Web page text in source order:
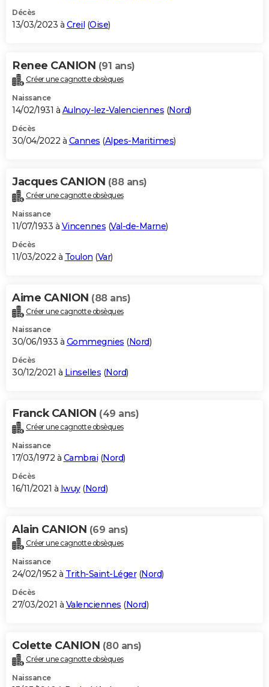
Décès
13/03/2023 à Creil (Oise)
Renee CANION (91 ans)
Créer une cagnotte obsèques
Naissance
14/02/1931 à Aulnoy-lez-Valenciennes (Nord)
Décès
30/04/2022 à Cannes (Alpes-Maritimes)
Jacques CANION (88 ans)
Créer une cagnotte obsèques
Naissance
11/07/1933 à Vincennes (Val-de-Marne)
Décès
11/03/2022 à Toulon (Var)
Aime CANION (88 ans)
Créer une cagnotte obsèques
Naissance
30/06/1933 à Gommegnies (Nord)
Décès
30/12/2021 à Linselles (Nord)
Franck CANION (49 ans)
Créer une cagnotte obsèques
Naissance
17/03/1972 à Cambrai (Nord)
Décès
16/11/2021 à Iwuy(Nord)
Alain CANION (69 ans)
Créer une cagnotte obsèques
Naissance
24/02/1952 à Trith-Saint-Léger(Nord)
Décès
27/03/2021 à Valenciennes (Nord)
Colette CANION (80 ans)
Créer une cagnotte obsèques
Naissance